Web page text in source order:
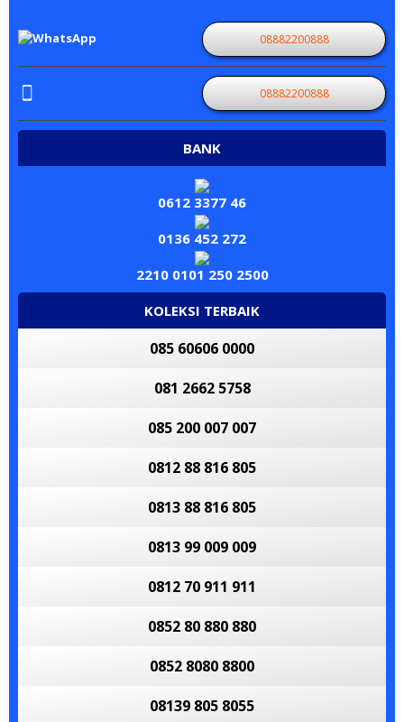
08882200888
08882200888
BANK
0612 3377 46
0136 452 272
2210 0101 250 2500
KOLEKSI TERBAIK
085 60606 0000
081 2662 5758
085 200 007 007
0812 88 816 805
0813 88 816 805
0813 99 009 009
0812 70 911 911
0852 80 880 880
0852 8080 8800
08139 805 8055